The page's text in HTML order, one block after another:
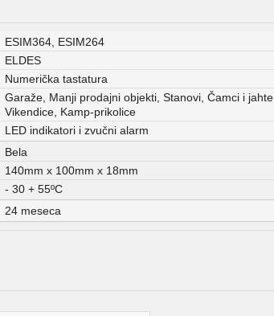
ESIM364, ESIM264
ELDES
Numerička tastatura
Garaže, Manji prodajni objekti, Stanovi, Čamci i jahte,
Vikendice, Kamp-prikolice
LED indikatori i zvučni alarm
Bela
140mm x 100mm x 18mm
- 30 + 55ºC
24 meseca